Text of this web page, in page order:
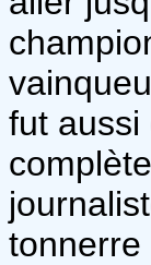
fut aussi
tonnerre